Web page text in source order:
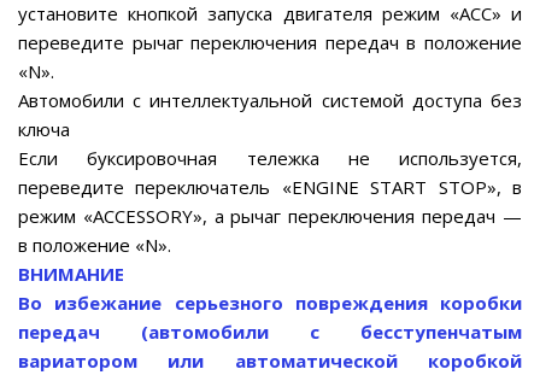
установите кнопкой запуска двигателя режим «АСС» и
переведите рычаг переключения передач в положение
«N».
Автомобили с интеллектуальной системой доступа без
ключа
Если буксировочная тележка не используется,
переведите переключатель «ENGINE START STOP», в
режим «ACCESSORY», а рычаг переключения передач —
в положение «N».
ВНИМАНИЕ
Во избежание серьезного повреждения коробки
передач (автомобили с бесступенчатым
вариатором или автоматической коробкой